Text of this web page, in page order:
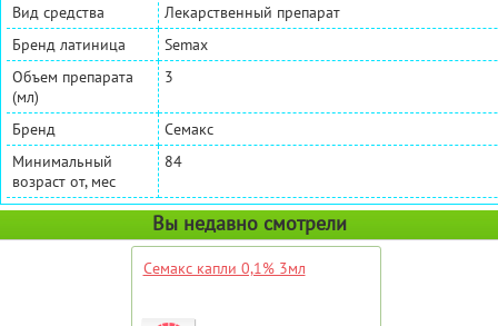
Вид средства
Лекарственный препарат
Бренд латиница
Semax
Объем препарата
(мл)
3
Бренд
Семакс
Минимальный
возраст от, мес
84
Вы недавно смотрели
Семакс капли 0,1% 3мл